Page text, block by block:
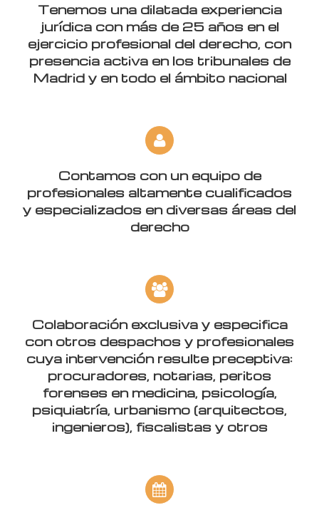
Tenemos una dilatada experiencia
jurídica con más de 25 años en el
ejercicio profesional del derecho, con
presencia activa en los tribunales de
Madrid y en todo el ámbito nacional
Contamos con un equipo de
profesionales altamente cualificados
y especializados en diversas áreas del
derecho
Colaboración exclusiva y especifica
con otros despachos y profesionales
cuya intervención resulte preceptiva:
procuradores, notarias, peritos
forenses en medicina, psicología,
psiquiatría, urbanismo (arquitectos,
ingenieros), fiscalistas y otros